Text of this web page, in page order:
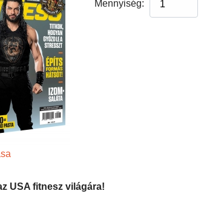
Pasta-túra - avagy A TÉSZTA TÖRTÉNETE
MINDENNAPI KENYERÜNK
A karácsonyról dióhéjban
Mennyiség:
USA fitnesz világára!